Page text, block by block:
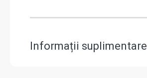
Informații suplimentare